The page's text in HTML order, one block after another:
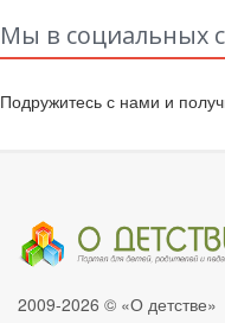
Мы в социальных
Подружитесь с нами и
2009-2026 © «О детстве»